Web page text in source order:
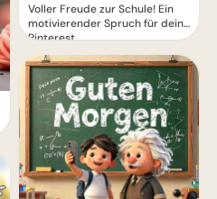
Voller Freude zur Schule! Ein
motivierender Spruch für dein
Pinterest